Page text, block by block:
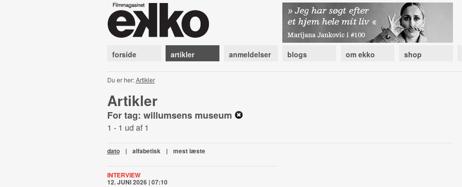
forside artikler anmeldelser blogs om ekko shop
Du er her:Artikler
Artikler
For tag: willumsens museum
1 - 1 ud af 1
dato | alfabetisk | mest læste
INTERVIEW
12. JUNI 2026 | 07:10